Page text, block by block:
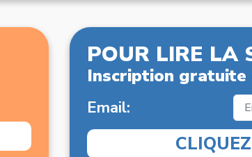
POUR LIRE LA
Inscription gratuite
Email: